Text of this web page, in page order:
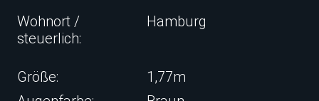
Wohnort /
steuerlich:
Hamburg
Größe:
1,77m